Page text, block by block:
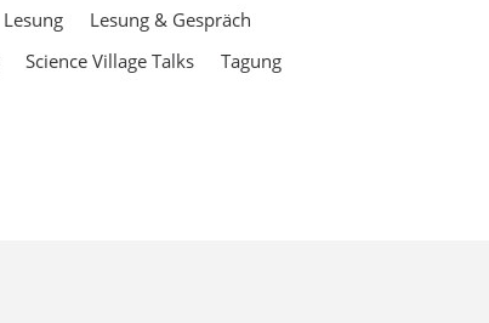
Lesung
Lesung & Gespräch
Science Village Talks
Tagung